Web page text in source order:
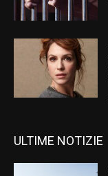
ULTIME NOTIZIE